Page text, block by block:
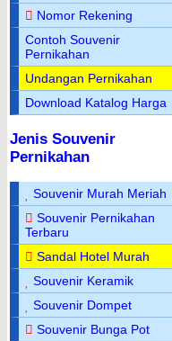
Nomor Rekening
Contoh Souvenir
Pernikahan
Undangan Pernikahan
Download Katalog Harga
Jenis Souvenir
Pernikahan
Souvenir Murah Meriah
Souvenir Pernikahan
Terbaru
Sandal Hotel Murah
Souvenir Keramik
Souvenir Dompet
Souvenir Bunga Pot